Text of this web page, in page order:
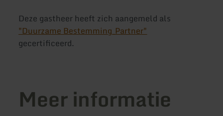
Deze gastheer heeft zich aangemeld als
"Duurzame Bestemming_Partner"
gecertificeerd.
Meer informatie